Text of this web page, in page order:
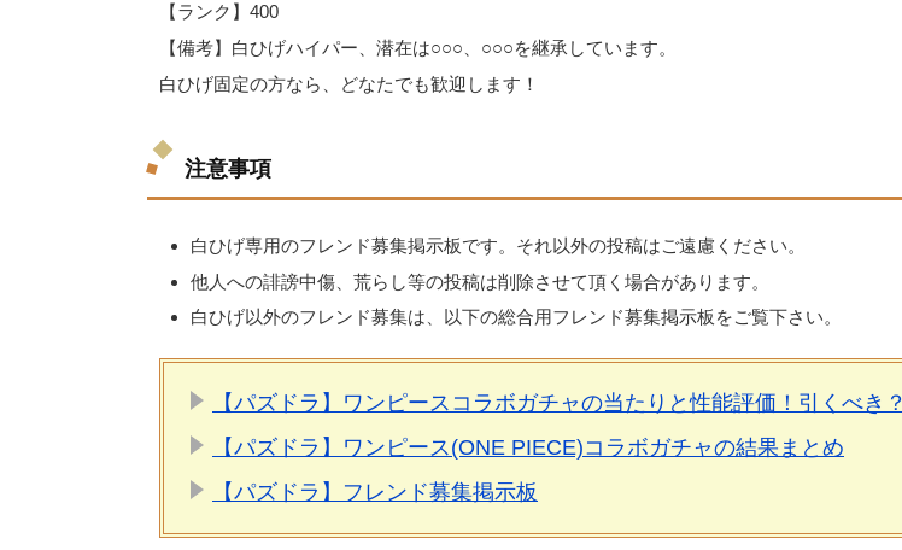
【ランク】400
【備考】白ひげハイパー、潜在は○○○、○○○を継承しています。
白ひげ固定の方なら、どなたでも歓迎します！
注意事項
白ひげ専用のフレンド募集掲示板です。それ以外の投稿はご遠慮ください。
他人への誹謗中傷、荒らし等の投稿は削除させて頂く場合があります。
白ひげ以外のフレンド募集は、以下の総合用フレンド募集掲示板をご覧下さい。
【パズドラ】ワンピースコラボガチャの当たりと性能評価！引くべき？
【パズドラ】ワンピース(ONE PIECE)コラボガチャの結果まとめ
【パズドラ】フレンド募集掲示板